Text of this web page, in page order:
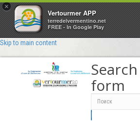
×
Vertourmer APP
terredelvermentino.net
FREE - In Google Play
Skip to main content
Search
form